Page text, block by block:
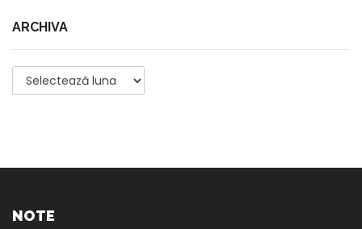
ARCHIVA
Archiva
NOTE